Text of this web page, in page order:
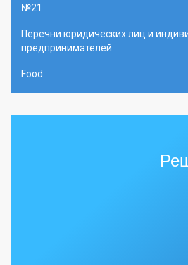
№21
Перечни юридических лиц и
предпринимателей
Food